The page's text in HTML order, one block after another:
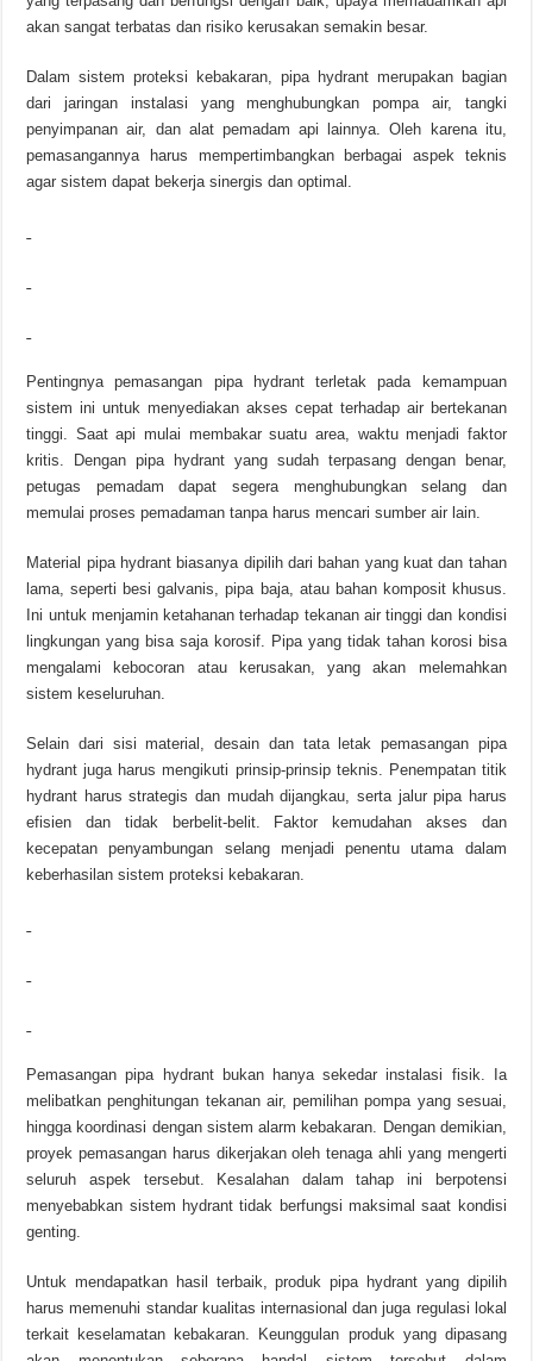
akan sangat terbatas dan risiko kerusakan semakin besar.
Dalam sistem proteksi kebakaran, pipa hydrant merupakan bagian
dari jaringan instalasi yang menghubungkan pompa air, tangki
penyimpanan air, dan alat pemadam api lainnya. Oleh karena itu,
pemasangannya harus mempertimbangkan berbagai aspek teknis
agar sistem dapat bekerja sinergis dan optimal.
Pentingnya pemasangan pipa hydrant terletak pada kemampuan
sistem ini untuk menyediakan akses cepat terhadap air bertekanan
tinggi. Saat api mulai membakar suatu area, waktu menjadi faktor
kritis. Dengan pipa hydrant yang sudah terpasang dengan benar,
petugas pemadam dapat segera menghubungkan selang dan
memulai proses pemadaman tanpa harus mencari sumber air lain.
Material pipa hydrant biasanya dipilih dari bahan yang kuat dan tahan
lama, seperti besi galvanis, pipa baja, atau bahan komposit khusus.
Ini untuk menjamin ketahanan terhadap tekanan air tinggi dan kondisi
lingkungan yang bisa saja korosif. Pipa yang tidak tahan korosi bisa
mengalami kebocoran atau kerusakan, yang akan melemahkan
sistem keseluruhan.
Selain dari sisi material, desain dan tata letak pemasangan pipa
hydrant juga harus mengikuti prinsip-prinsip teknis. Penempatan titik
hydrant harus strategis dan mudah dijangkau, serta jalur pipa harus
efisien dan tidak berbelit-belit. Faktor kemudahan akses dan
kecepatan penyambungan selang menjadi penentu utama dalam
keberhasilan sistem proteksi kebakaran.
Pemasangan pipa hydrant bukan hanya sekedar instalasi fisik. Ia
melibatkan penghitungan tekanan air, pemilihan pompa yang sesuai,
hingga koordinasi dengan sistem alarm kebakaran. Dengan demikian,
proyek pemasangan harus dikerjakan oleh tenaga ahli yang mengerti
seluruh aspek tersebut. Kesalahan dalam tahap ini berpotensi
menyebabkan sistem hydrant tidak berfungsi maksimal saat kondisi
genting.
Untuk mendapatkan hasil terbaik, produk pipa hydrant yang dipilih
harus memenuhi standar kualitas internasional dan juga regulasi lokal
terkait keselamatan kebakaran. Keunggulan produk yang dipasang